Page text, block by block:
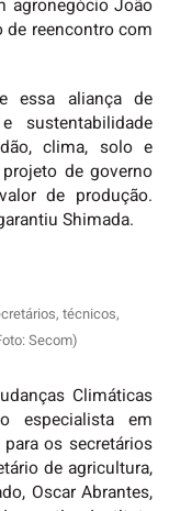
agronegócio João
de reencontro com
essa aliança de
sustentabilidade
clima, solo e
de governo
de produção.
Shimada.
técnicos,
Secom)
Climáticas
especialista em
os secretários
de agricultura,
Oscar Abrantes,